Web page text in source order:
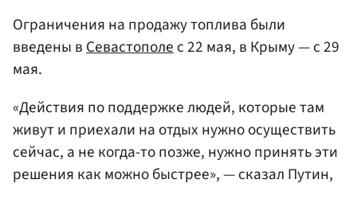
Ограничения на продажу топлива были
введены вСевастополес 22 мая, в Крыму — с 29
мая.
«Действия по поддержке людей, которые там
живут и приехали на отдых нужно осуществить
сейчас, а не когда-то позже, нужно принять эти
решения как можно быстрее», — сказал Путин,